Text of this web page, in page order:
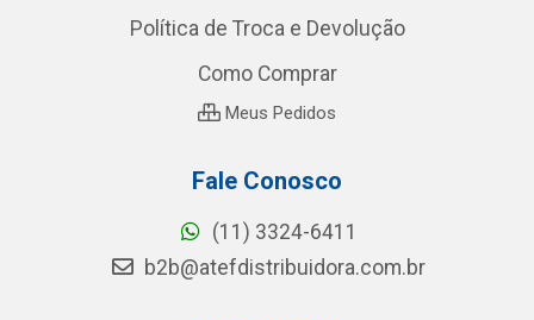
Política de Troca e Devolução
Como Comprar
Meus Pedidos
Fale Conosco
(11) 3324-6411
b2b@atefdistribuidora.com.br